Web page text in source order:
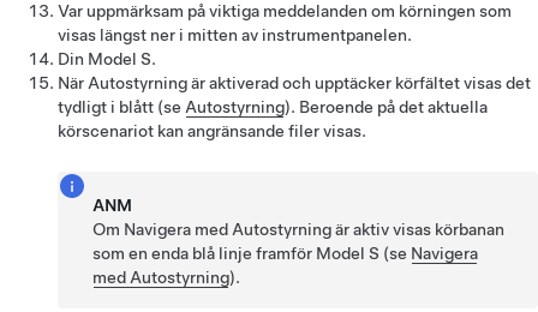
Var uppmärksam på viktiga meddelanden om körningen som
visas längst ner i mitten av instrumentpanelen.
Din Model S.
NärAutostyrningär aktiverad och upptäcker körfältet visas det
tydligt i blått (se Autostyrning). Beroende på det aktuella
körscenariot kan angränsande filer visas.
ANM
Om Navigera med Autostyrningär aktiv visas körbanan
som en enda blå linje framför Model S (se Navigera
med Autostyrning).